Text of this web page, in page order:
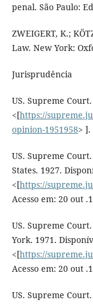
penal. São Paulo:
ZWEIGERT, K.;
Law. New York:
Jurisprudência
US. Supreme
<[https://
opinion-1951958> ].
US. Supreme Court.
States. 1927.
<[https://
Acesso em: 20 out
US. Supreme Court.
York. 1971.
<[https://
Acesso em: 20 out
US. Supreme Court.